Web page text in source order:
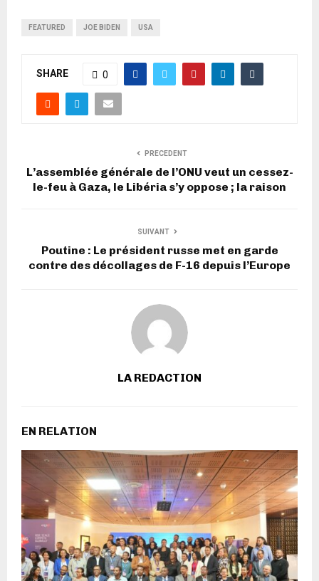
FEATURED JOE BIDEN USA
SHARE 0
PRECEDENT
L’assemblée générale de l’ONU veut un cessez-
le-feu à Gaza, le Libéria s’y oppose ; la raison
SUIVANT
Poutine : Le président russe met en garde
contre des décollages de F-16 depuis l’Europe
LA REDACTION
EN RELATION